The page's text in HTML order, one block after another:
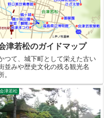
津若松のガイドマップ
つて、城下町として栄えた古い
並みや歴史文化の残る観光名
。
会津若松